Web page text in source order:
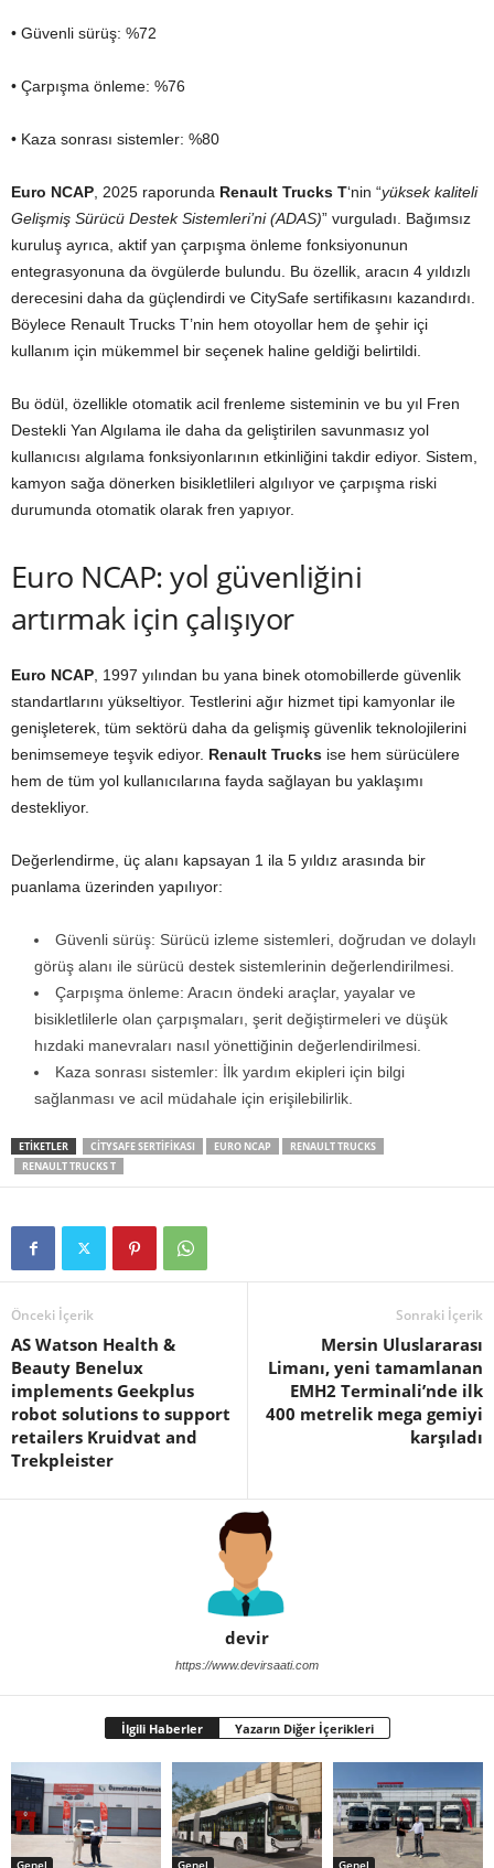
• Güvenli sürüş: %72
• Çarpışma önleme: %76
• Kaza sonrası sistemler: %80
Euro NCAP , 2025 raporunda Renault Trucks T‘nin “yüksek kaliteli
Gelişmiş Sürücü Destek Sistemleri’ni (ADAS)” vurguladı. Bağımsız
kuruluş ayrıca, aktif yan çarpışma önleme fonksiyonunun
entegrasyonuna da övgülerde bulundu. Bu özellik, aracın 4 yıldızlı
derecesini daha da güçlendirdi ve CitySafe sertifikasını kazandırdı.
Böylece Renault Trucks T’nin hem otoyollar hem de şehir içi
kullanım için mükemmel bir seçenek haline geldiği belirtildi.
Bu ödül, özellikle otomatik acil frenleme sisteminin ve bu yıl Fren
Destekli Yan Algılama ile daha da geliştirilen savunmasız yol
kullanıcısı algılama fonksiyonlarının etkinliğini takdir ediyor. Sistem,
kamyon sağa dönerken bisikletlileri algılıyor ve çarpışma riski
durumunda otomatik olarak fren yapıyor.
Euro NCAP: yol güvenliğini
artırmak için çalışıyor
Euro NCAP , 1997 yılından bu yana binek otomobillerde güvenlik
standartlarını yükseltiyor. Testlerini ağır hizmet tipi kamyonlar ile
genişleterek, tüm sektörü daha da gelişmiş güvenlik teknolojilerini
benimsemeye teşvik ediyor. Renault Trucks ise hem sürücülere
hem de tüm yol kullanıcılarına fayda sağlayan bu yaklaşımı
destekliyor.
Değerlendirme, üç alanı kapsayan 1 ila 5 yıldız arasında bir
puanlama üzerinden yapılıyor:
Güvenli sürüş: Sürücü izleme sistemleri, doğrudan ve dolaylı
görüş alanı ile sürücü destek sistemlerinin değerlendirilmesi.
Çarpışma önleme: Aracın öndeki araçlar, yayalar ve
bisikletlilerle olan çarpışmaları, şerit değiştirmeleri ve düşük
hızdaki manevraları nasıl yönettiğinin değerlendirilmesi.
Kaza sonrası sistemler: İlk yardım ekipleri için bilgi
sağlanması ve acil müdahale için erişilebilirlik.
ETIKETLER CITYSAFE SERTIFIKASI EURO NCAP
RENAULT TRUCKS
RENAULT TRUCKS T
Önceki İçerik
AS Watson Health &
Beauty Benelux
implements Geekplus
robot solutions to support
retailers Kruidvat and
Trekpleister
Sonraki İçerik
Mersin Uluslararası
Limanı, yeni tamamlanan
EMH2 Terminali’nde ilk
400 metrelik mega gemiyi
karşıladı
devir
https://www.devirsaati.com
İlgili Haberler Yazarın Diğer İçerikleri